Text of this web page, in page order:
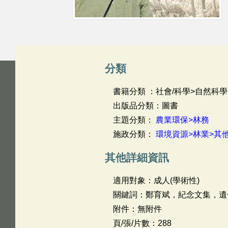
分類
書籍分類 ：社會/科學>自然科學
出版品分類：圖書
主題分類： 農業環保>林務
施政分類： 環境資源>林業>其
其他詳細資訊
適用對象：成人(學術性)
關鍵詞：鄭育斌，紀念文集，
附件：無附件
頁/張/片數：288